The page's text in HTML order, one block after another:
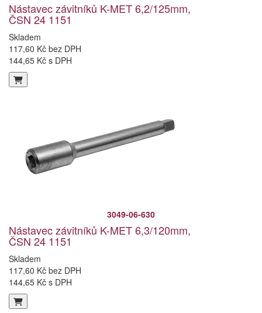
Nástavec závitníků K-MET 6,2/125mm,
ČSN 24 1151
Skladem
117,60 Kč bez DPH
144,65 Kč s DPH
3049-06-630
Nástavec závitníků K-MET 6,3/120mm,
ČSN 24 1151
Skladem
117,60 Kč bez DPH
144,65 Kč s DPH